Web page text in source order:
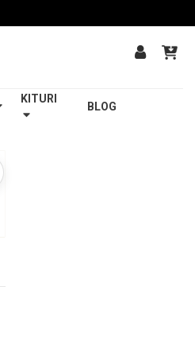
KITURI
BLOG